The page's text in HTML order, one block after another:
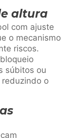
altura
com ajuste
o mecanismo
riscos.
súbitos ou
o